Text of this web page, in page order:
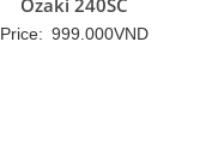
Ozaki 240SC
Price: 999.000VND